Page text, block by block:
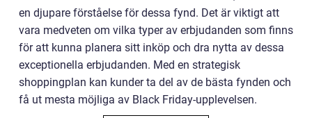
en djupare förståelse för dessa fynd. Det är viktigt att
vara medveten om vilka typer av erbjudanden som finns
för att kunna planera sitt inköp och dra nytta av dessa
exceptionella erbjudanden. Med en strategisk
shoppingplan kan kunder ta del av de bästa fynden och
få ut mesta möjliga av Black Friday-upplevelsen.